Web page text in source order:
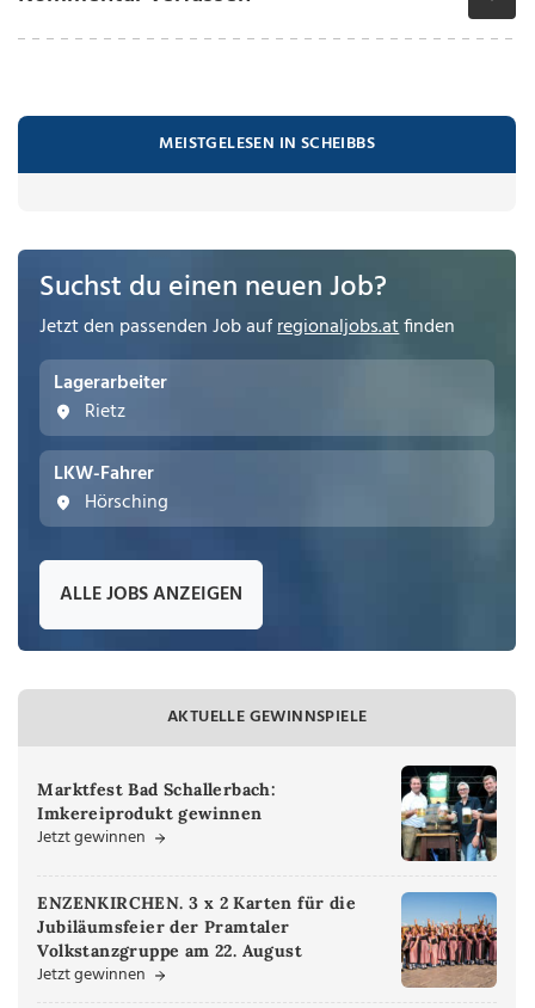
MEISTGELESEN IN SCHEIBBS
Suchst du einen neuen Job?
Jetzt den passenden Job aufregionaljobs.atfinden
Lagerarbeiter
Rietz
LKW-Fahrer
Hörsching
ALLE JOBS ANZEIGEN
AKTUELLE GEWINNSPIELE
Marktfest Bad Schallerbach:
Imkereiprodukt gewinnen
Jetzt gewinnen
ENZENKIRCHEN. 3 x 2 Karten für die
Jubiläumsfeier der Pramtaler
Volkstanzgruppe am 22. August
Jetzt gewinnen